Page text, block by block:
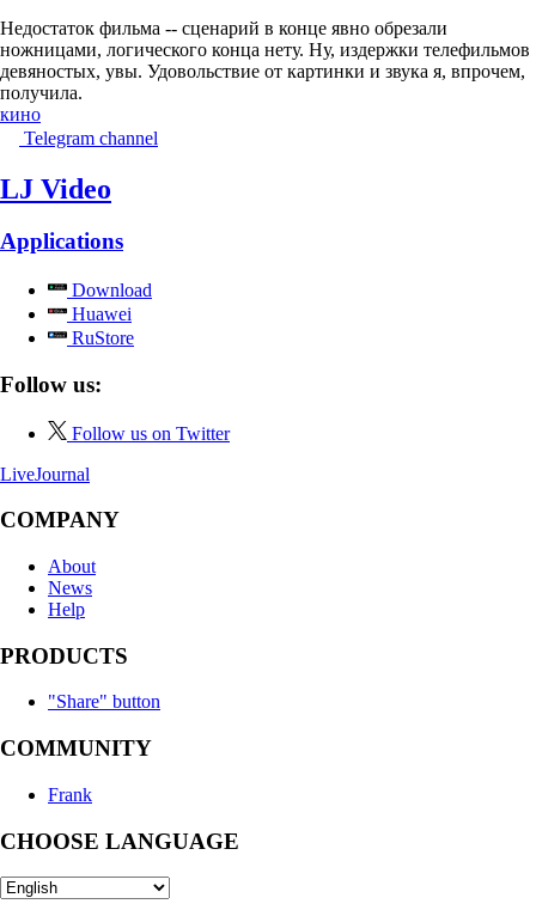
Недостаток фильма -- сценарий в конце явно обрезали
ножницами, логического конца нету. Ну, издержки телефильмов
девяностых, увы. Удовольствие от картинки и звука я, впрочем,
получила.
кино
Telegram channel
LJ Video
Applications
Download
Huawei
RuStore
Follow us:
Follow us on Twitter
LiveJournal
COMPANY
About
News
Help
PRODUCTS
"Share" button
COMMUNITY
Frank
CHOOSE LANGUAGE